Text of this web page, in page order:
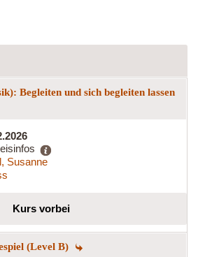
Begleiten und sich begleiten lassen
Susanne
Kurs vorbei
(Level B)